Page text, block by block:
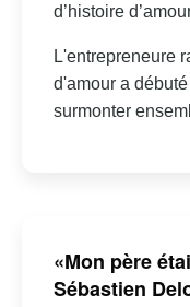
d’histoire
L'entrepreneure
d'amour a
surmonter
«Mon père
Sébastien